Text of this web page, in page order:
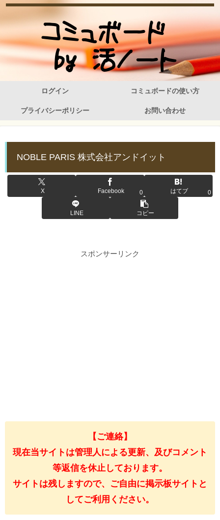
ログイン コミュボードの使い方
プライバシーポリシー お問い合わせ
NOBLE PARIS 株式会社アンドイット
X Facebook 0 はてブ 0
LINE コピー
スポンサーリンク
【ご連絡】
現在当サイトは管理人による更新、及びコメント
等返信を休止しております。
サイトは残しますので、ご自由に掲示板サイトと
してご利用ください。